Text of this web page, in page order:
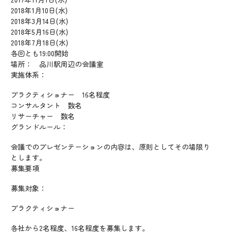
2018年1月10日(水)
2018年3月14日(水)
2018年5月16日(水)
2018年7月18日(水)
各回とも19:00開始
場所： 品川駅周辺の会議室
実施体系：
プラクティショナー 16名程度
コンサルタント 数名
リサーチャー 数名
グランドルール：
会議でのプレゼンテーションの内容は、原則としてその場限り
とします。
募集要項
募集対象：
プラクティショナー
各社から2名程度、16名程度を募集します。